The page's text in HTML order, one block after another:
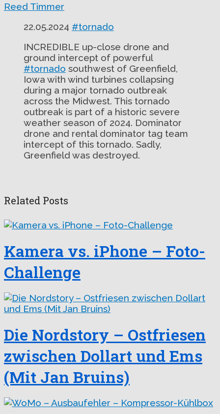
Reed Timmer
22.05.2024 #tornado
INCREDIBLE up-close drone and
ground intercept of powerful
#tornado southwest of Greenfield,
Iowa with wind turbines collapsing
during a major tornado outbreak
across the Midwest. This tornado
outbreak is part of a historic severe
weather season of 2024. Dominator
drone and rental dominator tag team
intercept of this tornado. Sadly,
Greenfield was destroyed.
Related Posts
Kamera vs. iPhone – Foto-
Challenge
Die Nordstory – Ostfriesen
zwischen Dollart und Ems
(Mit Jan Bruins)